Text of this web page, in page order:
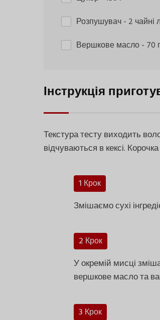
Розпушувач- 2 чайні
Вершкове масло- 70 г
Інструкція
Текстура тесту виходить
відчуваються в кексі.
1 Крок
Змішаємо сухі
2 Крок
У окремій мисці
вершкове масло та
3 Крок